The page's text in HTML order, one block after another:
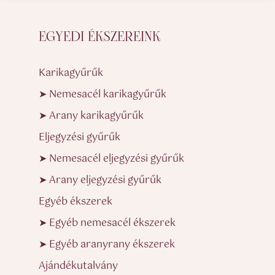
EGYEDI ÉKSZEREINK
Karikagyűrűk
➤ Nemesacél karikagyűrűk
➤ Arany karikagyűrűk
Eljegyzési gyűrűk
➤ Nemesacél eljegyzési gyűrűk
➤ Arany eljegyzési gyűrűk
Egyéb ékszerek
➤ Egyéb nemesacél ékszerek
➤ Egyéb aranyrany ékszerek
Ajándékutalvány